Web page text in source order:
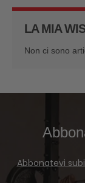
LA MIA
Non ci sono
Abbonatevi